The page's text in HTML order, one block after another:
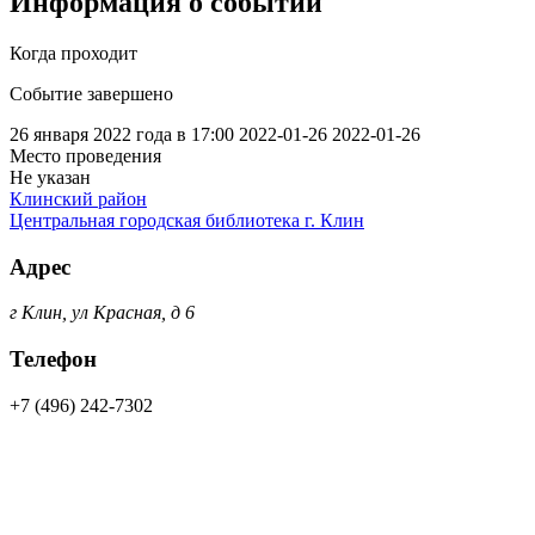
Когда проходит
Событие завершено
26 января 2022 года в 17:00 2022-01-26 2022-01-26
Место проведения
Не указан
Клинский район
Центральная городская библиотека г. Клин
Адрес
г Клин, ул Красная, д 6
Телефон
+7 (496) 242-7302